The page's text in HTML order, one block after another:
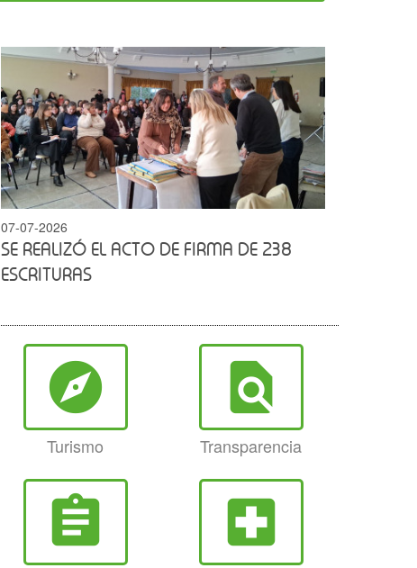
07-07-2026
SE REALIZÓ EL ACTO DE FIRMA DE 238
ESCRITURAS
explore
Turismo
find_in_page
Transparencia
assignment local_hospital